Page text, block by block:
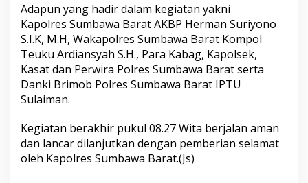
Adapun yang hadir dalam kegiatan yakni
Kapolres Sumbawa Barat AKBP Herman Suriyono
S.I.K, M.H, Wakapolres Sumbawa Barat Kompol
Teuku Ardiansyah S.H., Para Kabag, Kapolsek,
Kasat dan Perwira Polres Sumbawa Barat serta
Danki Brimob Polres Sumbawa Barat IPTU
Sulaiman.
Kegiatan berakhir pukul 08.27 Wita berjalan aman
dan lancar dilanjutkan dengan pemberian selamat
oleh Kapolres Sumbawa Barat.(Js)